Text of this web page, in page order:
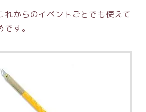
れからのイベントごとでも使えて
す。